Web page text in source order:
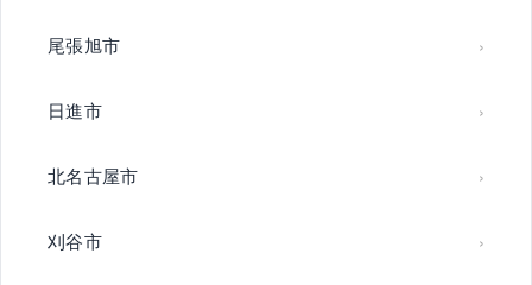
尾張旭市
日進市
北名古屋市
刈谷市